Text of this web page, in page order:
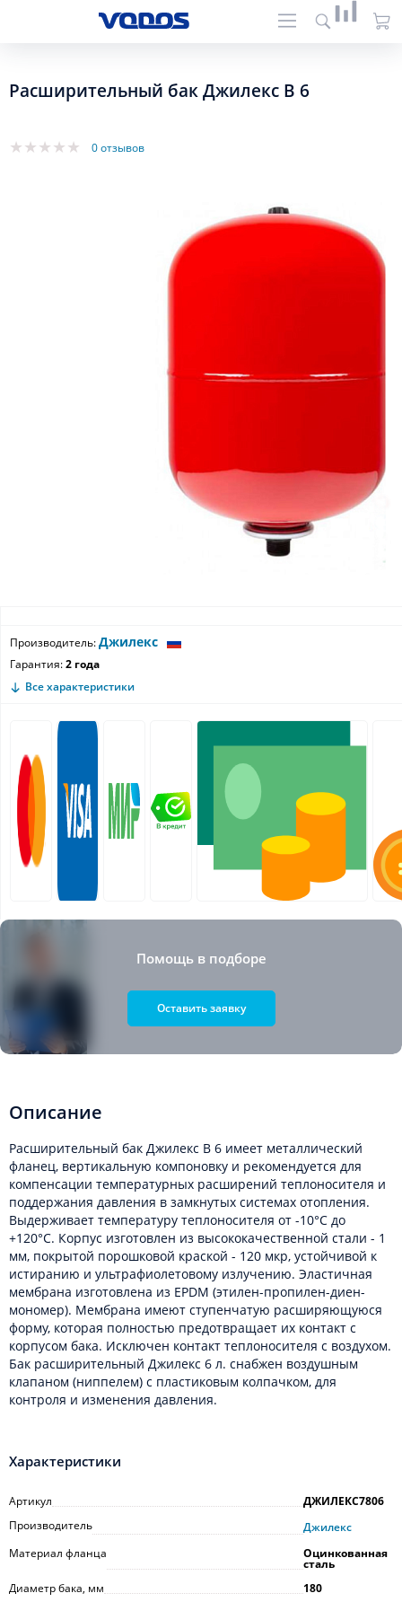
Расширительный бак Джилекс В 6
0 отзывов
Производитель:Джилекс
Гарантия:2 года
Все характеристики
Помощь в подборе
Оставить заявку
Описание
Расширительный бак Джилекс В 6 имеет металлический
фланец, вертикальную компоновку и рекомендуется для
компенсации температурных расширений теплоносителя и
поддержания давления в замкнутых системах отопления.
Выдерживает температуру теплоносителя от -10°С до
+120°С. Корпус изготовлен из высококачественной стали - 1
мм, покрытой порошковой краской - 120 мкр, устойчивой к
истиранию и ультрафиолетовому излучению. Эластичная
мембрана изготовлена из EPDM (этилен-пропилен-диен-
мономер). Мембрана имеют ступенчатую расширяющуюся
форму, которая полностью предотвращает их контакт с
корпусом бака. Исключен контакт теплоносителя с воздухом.
Бак расширительный Джилекс 6 л. снабжен воздушным
клапаном (ниппелем) с пластиковым колпачком, для
контроля и изменения давления.
Характеристики
Артикул
ДЖИЛЕКС7806
Производитель
Джилекс
Материал фланца
Оцинкованная
сталь
Диаметр бака, мм
180